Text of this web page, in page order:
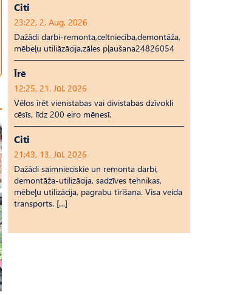
Citi
23:22, 2. Aug, 2026
Dažādi darbi-remonta,celtniecība,demontāža,
mēbeļu utiliāzācija,zāles pļaušana24826054
Īrē
12:25, 21. Jūl, 2026
Vēlos īrēt vienistabas vai divistabas dzīvokli
cēsīs, līdz 200 eiro mēnesī.
Citi
21:43, 13. Jūl, 2026
Dažādi saimnieciskie un remonta darbi,
demontāža-utilizācija, sadzīves tehnikas,
mēbeļu utilizācija, pagrabu tīrīšana. Visa veida
transports. […]